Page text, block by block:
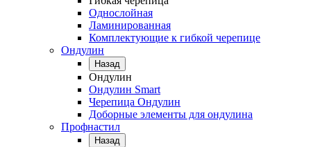
Однослойная
Ламинированная
Комплектующие к гибкой черепице
Ондулин
Назад
Ондулин
Ондулин Smart
Черепица Ондулин
Доборные элементы для ондулина
Профнастил
Назад